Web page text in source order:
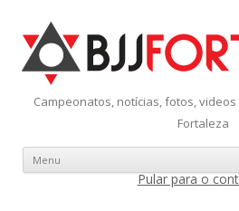
Campeonatos, notícias, fotos, videos
Fortaleza
Menu
Pular para o